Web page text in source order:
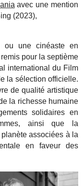
avec une mention
(2023),
ou une cinéaste en
pour la septième
international du Film
la sélection officielle.
de qualité artistique
la richesse humaine
solidaires en
ainsi que la
associées à la
en faveur des